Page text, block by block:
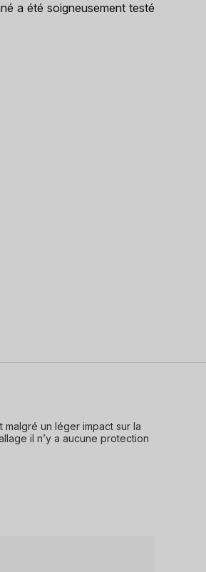
a été soigneusement testé
un léger impact sur la
il n’y a aucune protection